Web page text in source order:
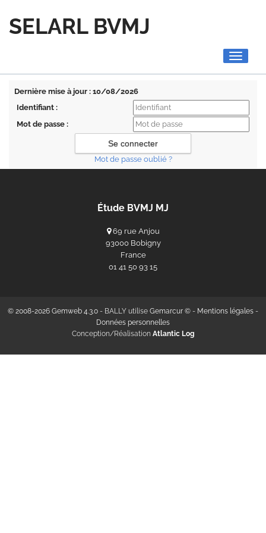
SELARL BVMJ
Toggle
Dernière mise à jour : 10/08/2026
Identifiant :
Mot de passe :
Mot de passe oublié ?
Étude BVMJ MJ
69 rue Anjou
93000 Bobigny
France
‭01 41 50 93 15‬
© 2008-2026 Gemweb 4.3.0 - BALLY utilise Gemarcur © - Mentions légales -
Données personnelles
Conception/Réalisation Atlantic Log